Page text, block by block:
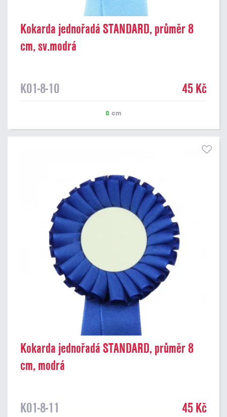
Kokarda jednořadá STANDARD, průměr 8
cm, sv.modrá
K01-8-10 45 Kč
8 cm
Kokarda jednořadá STANDARD, průměr 8
cm, modrá
K01-8-11 45 Kč